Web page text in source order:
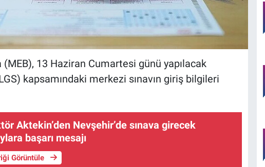
(MEB), 13 Haziran Cumartesi günü yapılacak
kapsamındaki merkezi sınavın giriş bilgileri
Aktekin’den Nevşehir’de sınava girecek
başarı mesajı
Görüntüle